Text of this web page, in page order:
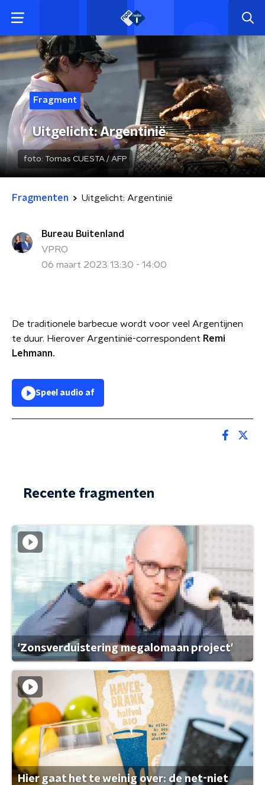
Fragment
Uitgelicht: Argentinië
foto: Tomas CUESTA / AFP
Fragmenten Uitgelicht: Argentinië
Bureau Buitenland
VPRO
06 maart 2023 13:30 - 14:00
De traditionele barbecue wordt voor veel Argentijnen
te duur. Hierover Argentinië-correspondent Remi
Lehmann.
Speel audio af
Recente fragmenten
'Zonsverduistering megalomaan project'
Hier gaat het te weinig over: de net-niet